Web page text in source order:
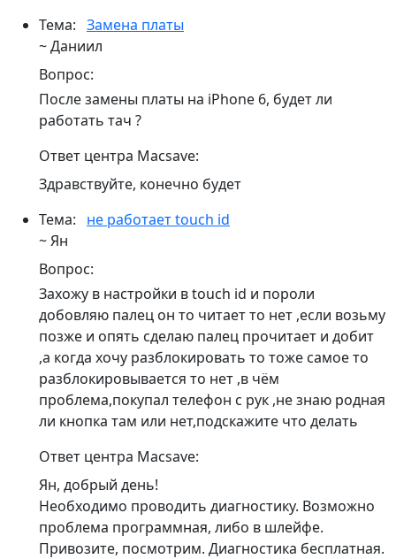
Тема: Замена платы
~ Даниил
Вопрос:
После замены платы на iPhone 6, будет ли
работать тач ?
Ответ центра Macsave:
Здравствуйте, конечно будет
Тема:
не работает touch id
~ Ян
Вопрос:
Захожу в настройки в touch id и пороли
добовляю палец он то читает то нет ,если возьму
позже и опять сделаю палец прочитает и добит
,а когда хочу разблокировать то тоже самое то
разблокировывается то нет ,в чём
проблема,покупал телефон с рук ,не знаю родная
ли кнопка там или нет,подскажите что делать
Ответ центра Macsave:
Ян, добрый день!
Необходимо проводить диагностику. Возможно
проблема программная, либо в шлейфе.
Привозите, посмотрим. Диагностика бесплатная.